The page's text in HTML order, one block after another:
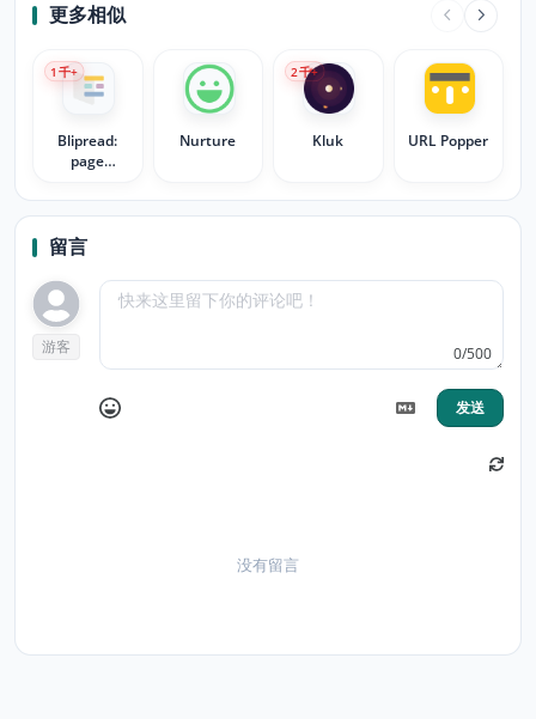
更多相似
Blipread:
page
1 千+
Nurture Kluk
2千+
URL Popper
留言
游客 0/500
发送
没有留言